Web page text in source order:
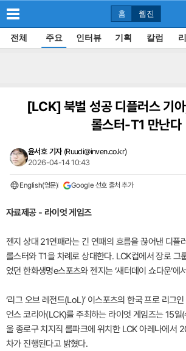
홈 웹진
전체 주요 인터뷰 기획 칼럼
[LCK]북벌 성공 디플러스 기
롤스터-T1 만난다
윤서호 기자 (Ruudi@inven.co.kr)
2026-04-14 10:43
English(영문) Google 선호 출처 추가
자료제공 - 라이엇 게임즈
젠지 상대 21연패라는 긴 연패의 흐름을 끊어낸 디플
롤스터와 T1을 차례로 상대한다. LCK컵에서 장로 그
었던 한화생명e스포츠와 젠지는 ‘새터데이 쇼다운’에
‘리그 오브 레전드(LoL)’ 이스포츠의 한국 프로 리그
언스 코리아(LCK)를 주최하는 라이엇 게임즈는 15일
울 종로구 치지직 롤파크에 위치한 LCK 아레나에서
차가 진행된다고 밝혔다.